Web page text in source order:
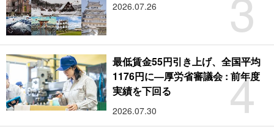
2026.07.26
4
最低賃金55円引き上げ、全国平均
1176円に―厚労省審議会 : 前年度
実績を下回る
2026.07.30